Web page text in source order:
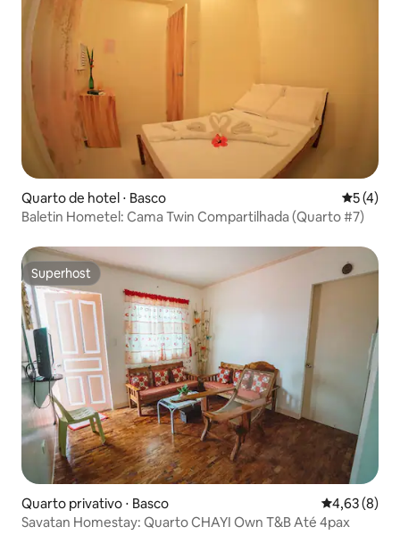
Quarto de hotel ⋅ Basco 5 de
5 (4)
Baletin Hometel: Cama Twin Compartilhada (Quarto #7)
Superhost
Superhost
Quarto privativo ⋅ Basco 4,63 de uma
4,63 (8)
Savatan Homestay: Quarto CHAYI Own T&B Até 4pax